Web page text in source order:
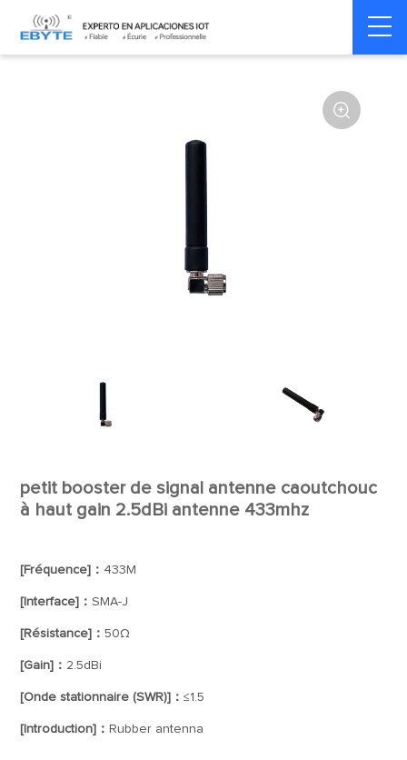
Home > Accessoires > Antenna

petit booster de signal antenne caoutchouc
à haut gain 2.5dBi antenne 433mhz
[Fréquence]： 433M
[Interface]：SMA-J
[Résistance]：50Ω
[Gain]： 2.5dBi
[Onde stationnaire (SWR)]：≤1.5
[Introduction]： Rubber antenna